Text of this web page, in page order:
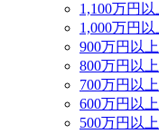
1,100万円以
1,000万円以
900万円以上
800万円以上
700万円以上
600万円以上
500万円以上